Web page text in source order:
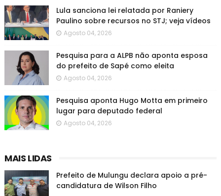
Lula sanciona lei relatada por Raniery
Paulino sobre recursos no STJ; veja vídeos
Agosto 04, 2026
Pesquisa para a ALPB não aponta esposa
do prefeito de Sapé como eleita
Agosto 04, 2026
Pesquisa aponta Hugo Motta em primeiro
lugar para deputado federal
Agosto 04, 2026
MAIS LIDAS
Prefeito de Mulungu declara apoio a pré-
candidatura de Wilson Filho